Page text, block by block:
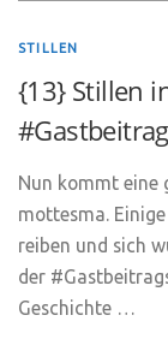
STILLEN
{13} Stillen
Nun kommt eine
mottesma.
reiben und sich
der
Geschichte …